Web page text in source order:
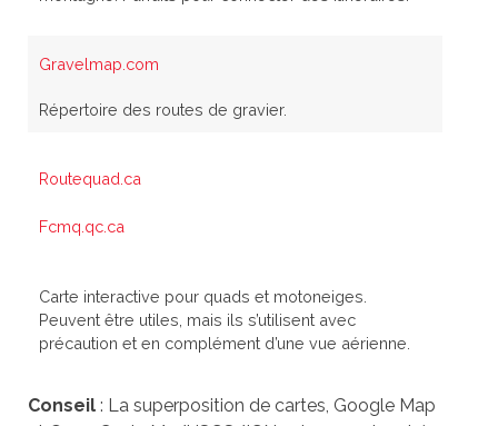
Gravelmap.com
Répertoire des routes de gravier.
Routequad.ca
Fcmq.qc.ca
Carte interactive pour quads et motoneiges.
Peuvent être utiles, mais ils s’utilisent avec
précaution et en complément d’une vue aérienne.
Conseil: La superposition de cartes, Google Map